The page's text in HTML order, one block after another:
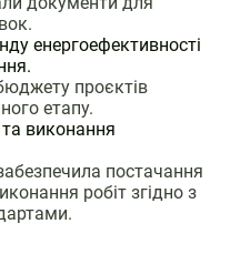
енергоефективності
проєктів
етапу.
та виконання
постачання
робіт згідно з